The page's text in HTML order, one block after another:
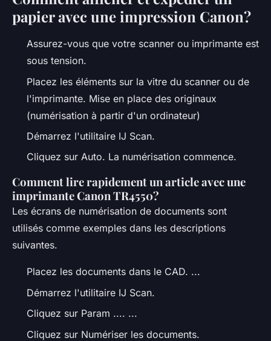
un document avec une
imprimante HP ?
5 octobre 2022
papier avec une impression Canon?
Assurez-vous que votre scanner ou imprimante est
sous tension.
Placez les éléments sur la vitre du scanner ou de
l'imprimante. Mise en place des originaux
(numérisation à partir d'un ordinateur)
Démarrez l'utilitaire IJ Scan.
Cliquez sur Auto. La numérisation commence.
Comment lire rapidement un article avec une
imprimante Canon TR4550?
Les écrans de numérisation de documents sont
utilisés comme exemples dans les descriptions
suivantes.
Placez les documents dans le CAD. ...
Démarrez l'utilitaire IJ Scan.
Cliquez sur Param .... ...
Cliquez sur Numériser les documents.